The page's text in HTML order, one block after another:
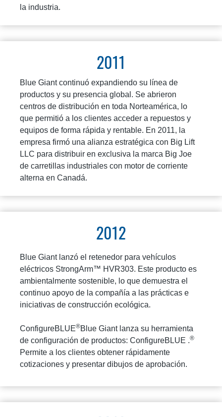
la industria.
2011
Blue Giant continuó expandiendo su línea de
productos y su presencia global. Se abrieron
centros de distribución en toda Norteamérica, lo
que permitió a los clientes acceder a repuestos y
equipos de forma rápida y rentable. En 2011, la
empresa firmó una alianza estratégica con Big Lift
LLC para distribuir en exclusiva la marca Big Joe
de carretillas industriales con motor de corriente
alterna en Canadá.
2012
Blue Giant lanzó el retenedor para vehículos
eléctricos StrongArm™ HVR303. Este producto es
ambientalmente sostenible, lo que demuestra el
continuo apoyo de la compañía a las prácticas e
iniciativas de construcción ecológica.
ConfigureBLUE®Blue Giant lanza su herramienta
de configuración de productos: ConfigureBLUE .®
Permite a los clientes obtener rápidamente
cotizaciones y presentar dibujos de aprobación.